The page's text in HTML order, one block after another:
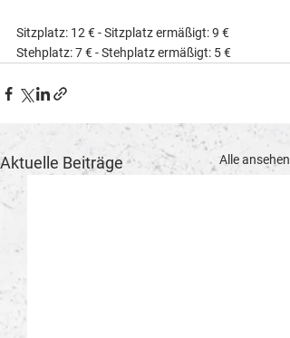
Sitzplatz: 12 € - Sitzplatz ermäßigt: 9 €
Stehplatz: 7 € - Stehplatz ermäßigt: 5 €
Aktuelle Beiträge Alle ansehen